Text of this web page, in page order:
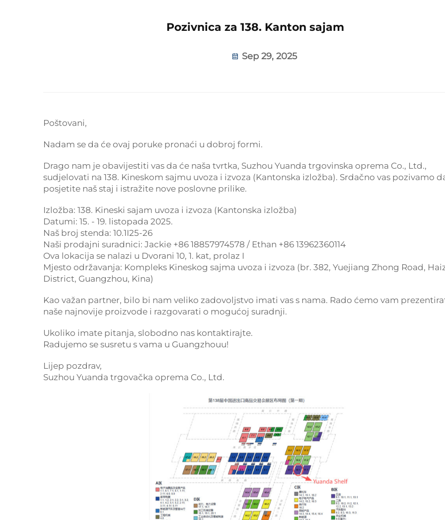
Pozivnica za 138. Kanton sajam
Sep 29, 2025
Poštovani,
Nadam se da će ovaj poruke pronaći u dobroj formi.
Drago nam je obavijestiti vas da će naša tvrtka, Suzhou Yuanda trgovinska oprema Co., Ltd.,
sudjelovati na 138. Kineskom sajmu uvoza i izvoza (Kantonska izložba). Srdačno vas pozivamo
posjetite naš staj i istražite nove poslovne prilike.
Izložba: 138. Kineski sajam uvoza i izvoza (Kantonska izložba)
Datumi: 15. - 19. listopada 2025.
Naš broj stenda: 10.1I25-26
Naši prodajni suradnici: Jackie +86 18857974578 / Ethan +86 13962360114
Ova lokacija se nalazi u Dvorani 10, 1. kat, prolaz I
Mjesto održavanja: Kompleks Kineskog sajma uvoza i izvoza (br. 382, Yuejiang Zhong Road,
District, Guangzhou, Kina)
Kao važan partner, bilo bi nam veliko zadovoljstvo imati vas s nama. Rado ćemo vam
naše najnovije proizvode i razgovarati o mogućoj suradnji.
Ukoliko imate pitanja, slobodno nas kontaktirajte.
Radujemo se susretu s vama u Guangzhouu!
Lijep pozdrav,
Suzhou Yuanda trgovačka oprema Co., Ltd.